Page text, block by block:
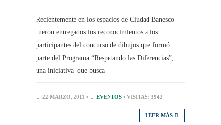
Recientemente en los espacios de Ciudad Banesco
fueron entregados los reconocimientos a los
participantes del concurso de dibujos que formó
parte del Programa “Respetando las Diferencias”,
una iniciativa que busca
22 MARZO, 2011 • EVENTOS • VISITAS: 3942
LEER MÁS